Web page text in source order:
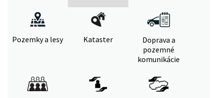
Pozemky a lesy Kataster
Doprava a
pozemné
komunikácie